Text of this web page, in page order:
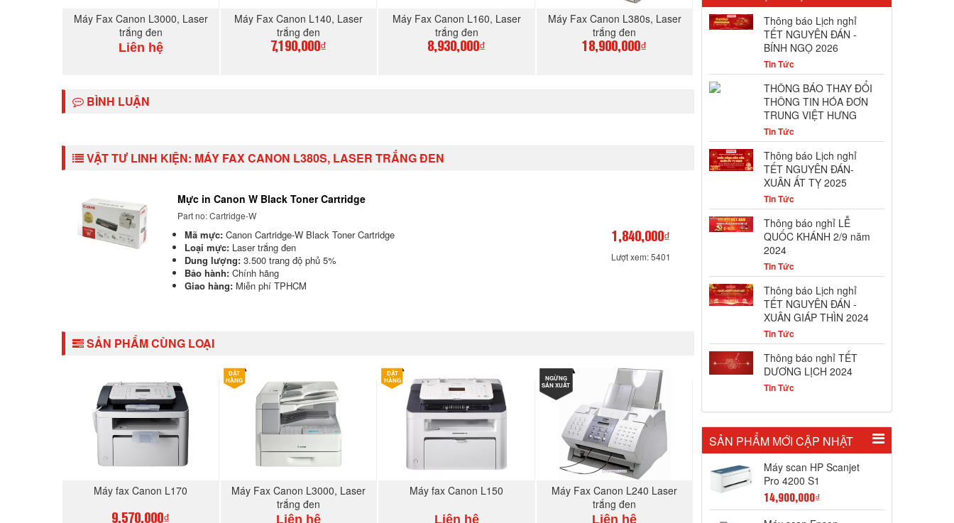
Máy Fax Canon L3000, Laser
trắng đen
Liên hệ
Máy Fax Canon L140, Laser
trắng đen
7,190,000₫
Máy Fax Canon L160, Laser
trắng đen
8,930,000₫
Máy Fax Canon L380s, Laser
trắng đen
18,900,000₫
BÌNH LUẬN
VẬT TƯ LINH KIỆN: MÁY FAX CANON L380S, LASER TRẮNG ĐEN
Mực in Canon W Black Toner Cartridge
Part no: Cartridge-W
Mã mực: Canon Cartridge-W Black Toner Cartridge
Loại mực: Laser trắng đen
Dung lượng: 3.500 trang độ phủ 5%
Bảo hành: Chính hãng
Giao hàng: Miễn phí TPHCM
1,840,000₫
Lượt xem: 5401
SẢN PHẨM CÙNG LOẠI
Máy fax Canon L170
9,570,000₫
ĐẶT
HÀNG
Máy Fax Canon L3000, Laser
trắng đen
Liên hệ
ĐẶT
HÀNG
Máy fax Canon L150
Liên hệ
NGỪNG
SẢN XUẤT
Máy Fax Canon L240 Laser
trắng đen
Liên hệ
Thông báo Lịch nghỉ
TẾT NGUYÊN ĐÁN -
BÍNH NGỌ 2026
Tin Tức
THÔNG BÁO THAY ĐỔI
THÔNG TIN HÓA ĐƠN
TRUNG VIỆT HƯNG
Tin Tức
Thông báo Lịch nghỉ
TẾT NGUYÊN ĐÁN-
XUÂN ẤT TỴ 2025
Tin Tức
Thông báo nghỉ LỄ
QUỐC KHÁNH 2/9 năm
2024
Tin Tức
Thông báo Lịch nghỉ
TẾT NGUYÊN ĐÁN -
XUÂN GIÁP THÌN 2024
Tin Tức
Thông báo nghỉ TẾT
DƯƠNG LỊCH 2024
Tin Tức
SẢN PHẨM MỚI CẬP NHẬT
Máy scan HP Scanjet
Pro 4200 S1
14,900,000₫